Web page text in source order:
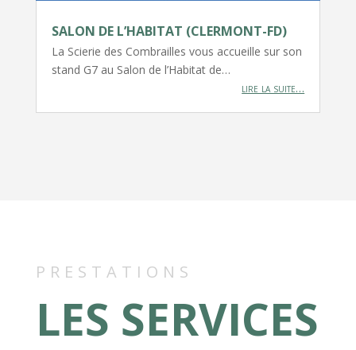
SALON DE L’HABITAT (CLERMONT-FD)
La Scierie des Combrailles vous accueille sur son
stand G7 au Salon de l’Habitat de…
lire la suite…
PRESTATIONS
LES SERVICES